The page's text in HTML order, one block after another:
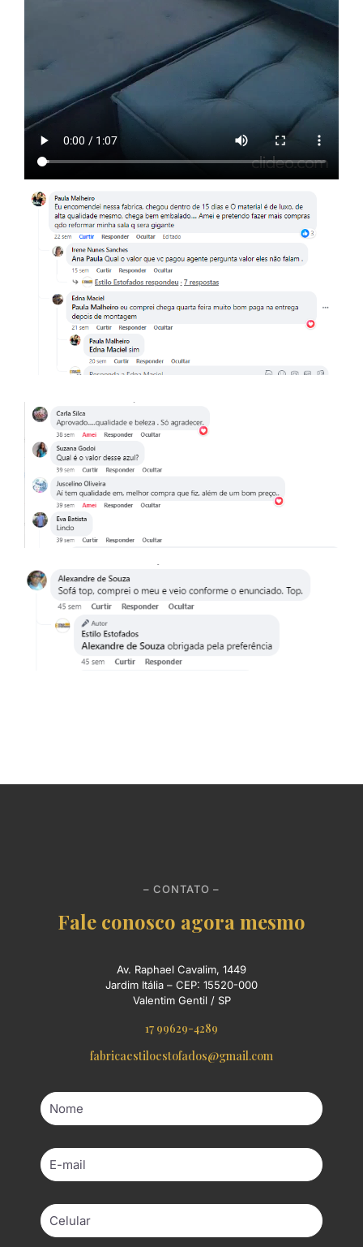
– CONTATO –
Fale conosco agora mesmo
Av. Raphael Cavalim, 1449
Jardim Itália – CEP: 15520-000
Valentim Gentil / SP
17 99629-4289
fabricaestiloestofados@gmail.com